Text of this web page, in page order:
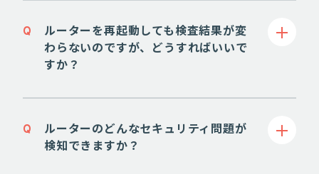
Q
ルーターを再起動しても検査結果が変
わらないのですが、どうすればいいで
すか？
Q
ルーターのどんなセキュリティ問題が
検知できますか？